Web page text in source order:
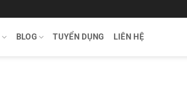
BLOG TUYỂN DỤNG LIÊN HỆ